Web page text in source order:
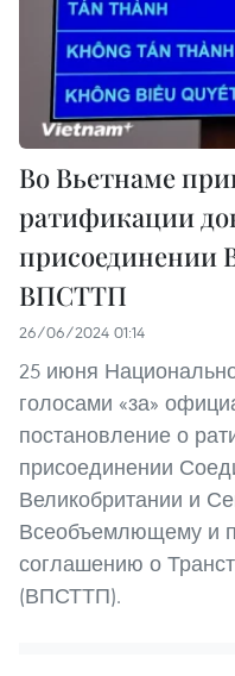
Во Вьетнаме
ратификации
присоединении
ВПСТТП
26/06/2024 01:14
25 июня
голосами «за»
постановление о
присоединении
Великобритании и
Всеобъемлющему и
соглашению о
(ВПСТТП).